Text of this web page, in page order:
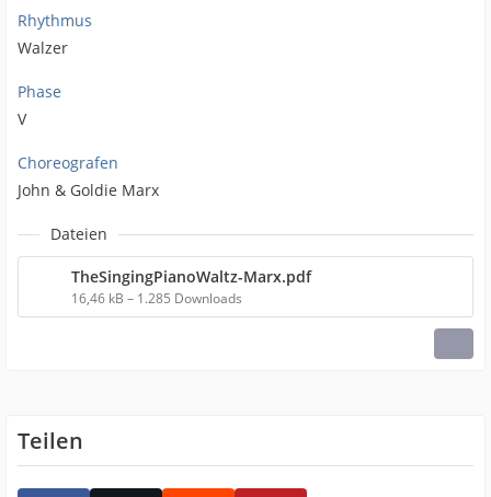
Rhythmus
Walzer
Phase
V
Choreografen
John & Goldie Marx
Dateien
TheSingingPianoWaltz-Marx.pdf
16,46 kB – 1.285 Downloads
Teilen